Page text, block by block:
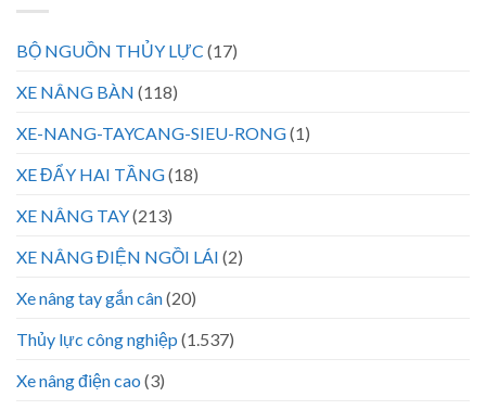
BỘ NGUỒN THỦY LỰC (17)
XE NÂNG BÀN (118)
XE-NANG-TAYCANG-SIEU-RONG(1)
XE ĐẨY HAI TẦNG(18)
XE NÂNG TAY(213)
XE NÂNG ĐIỆN NGỒI LÁI (2)
Xe nâng tay gắn cân(20)
Thủy lực công nghiệp (1.537)
Xe nâng điện cao (3)